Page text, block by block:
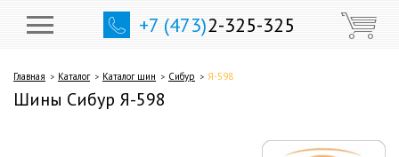
+7 (473)2-325-325
Главная Каталог Каталог шин Сибур Я-598
Шины Сибур Я-598